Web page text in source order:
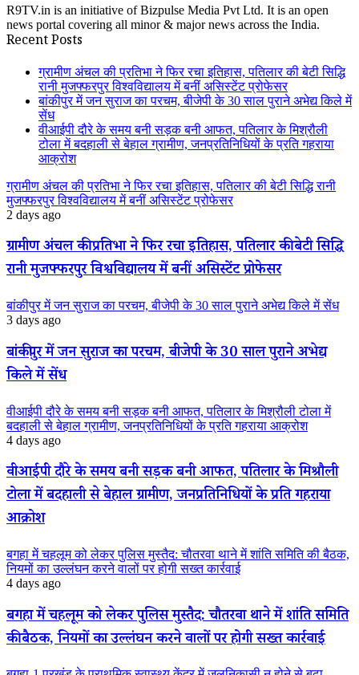
R9TV.in is an initiative of Bizpulse Media Pvt Ltd. It is an open
news portal covering all minor & major news across the India.
Recent Posts
ग्रामीण अंचल की प्रतिभा ने फिर रचा इतिहास, पतिलार की बेटी सिद्धि
रानी मुजफ्फरपुर विश्वविद्यालय में बनीं असिस्टेंट प्रोफेसर
बांकीपुर में जन सुराज का परचम, बीजेपी के 30 साल पुराने अभेद्य किले में
सेंध
वीआईपी दौरे के समय बनी सड़क बनी आफत, पतिलार के मिश्रौली
टोला में बदहाली से बेहाल ग्रामीण, जनप्रतिनिधियों के प्रति गहराया
आक्रोश
ग्रामीण अंचल की प्रतिभा ने फिर रचा इतिहास, पतिलार की बेटी सिद्धि रानी
मुजफ्फरपुर विश्वविद्यालय में बनीं असिस्टेंट प्रोफेसर
2 days ago
ग्रामीण अंचल की प्रतिभा ने फिर रचा इतिहास, पतिलार की बेटी सिद्धि
रानी मुजफ्फरपुर विश्वविद्यालय में बनीं असिस्टेंट प्रोफेसर
बांकीपुर में जन सुराज का परचम, बीजेपी के 30 साल पुराने अभेद्य किले में सेंध
3 days ago
बांकीपुर में जन सुराज का परचम, बीजेपी के 30 साल पुराने अभेद्य
किले में सेंध
वीआईपी दौरे के समय बनी सड़क बनी आफत, पतिलार के मिश्रौली टोला में
बदहाली से बेहाल ग्रामीण, जनप्रतिनिधियों के प्रति गहराया आक्रोश
4 days ago
वीआईपी दौरे के समय बनी सड़क बनी आफत, पतिलार के मिश्रौली
टोला में बदहाली से बेहाल ग्रामीण, जनप्रतिनिधियों के प्रति गहराया
आक्रोश
बगहा में चहलूम को लेकर पुलिस मुस्तैद: चौतरवा थाने में शांति समिति की बैठक,
नियमों का उल्लंघन करने वालों पर होगी सख्त कार्रवाई
4 days ago
बगहा में चहलूम को लेकर पुलिस मुस्तैद: चौतरवा थाने में शांति समिति
की बैठक, नियमों का उल्लंघन करने वालों पर होगी सख्त कार्रवाई